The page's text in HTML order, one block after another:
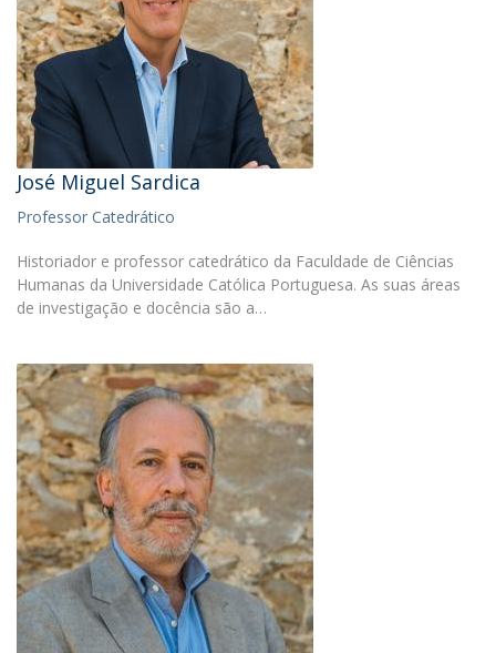
José Miguel Sardica
Professor Catedrático
Historiador e professor catedrático da Faculdade de Ciências
Humanas da Universidade Católica Portuguesa. As suas áreas
de investigação e docência são a…